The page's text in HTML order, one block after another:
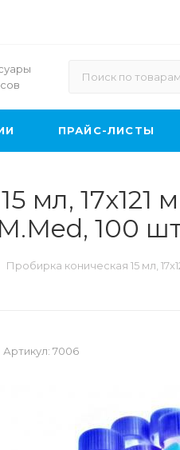
ПРАЙС-ЛИСТЫ
мл, 17х121
100
Пробирка коническая 15 мл,
Артикул: 7006